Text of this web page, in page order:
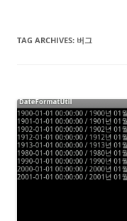
TAG ARCHIVES: 버그